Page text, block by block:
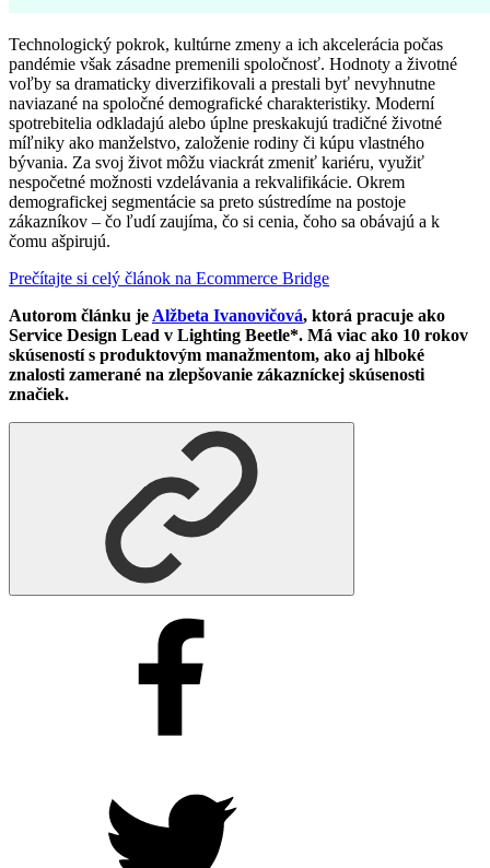
Technologický pokrok, kultúrne zmeny a ich akcelerácia počas
pandémie však zásadne premenili spoločnosť. Hodnoty a životné
voľby sa dramaticky diverzifikovali a prestali byť nevyhnutne
naviazané na spoločné demografické charakteristiky. Moderní
spotrebitelia odkladajú alebo úplne preskakujú tradičné životné
míľniky ako manželstvo, založenie rodiny či kúpu vlastného
bývania. Za svoj život môžu viackrát zmeniť kariéru, využiť
nespočetné možnosti vzdelávania a rekvalifikácie. Okrem
demografickej segmentácie sa preto sústredíme na postoje
zákazníkov – čo ľudí zaujíma, čo si cenia, čoho sa obávajú a k
čomu ašpirujú.
Prečítajte si celý článok na Ecommerce Bridge
Autorom článku jeAlžbeta Ivanovičová, ktorá pracuje ako
Service Design Lead v Lighting Beetle*. Má viac ako 10 rokov
skúseností s produktovým manažmentom, ako aj hlboké
znalosti zamerané na zlepšovanie zákazníckej skúsenosti
značiek.